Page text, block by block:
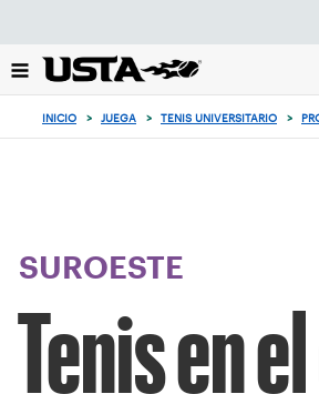
el
botón
INICIO > JUEGA > TENIS UNIVERSITARIO >
SUROESTE
Tenis en